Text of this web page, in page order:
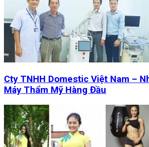
Cty TNHH Domestic Việt Nam –
Máy Thẩm Mỹ Hàng Đầu